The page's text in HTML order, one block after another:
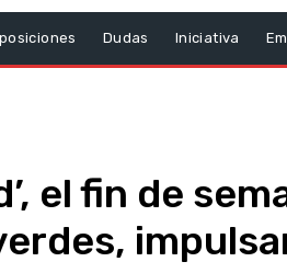
Dudas Iniciativa
el fin de